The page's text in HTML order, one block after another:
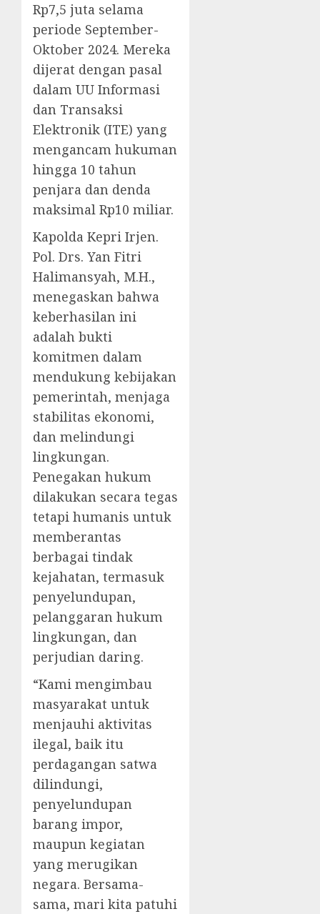
Rp7,5 juta selama
periode September-
Oktober 2024. Mereka
dijerat dengan pasal
dalam UU Informasi
dan Transaksi
Elektronik (ITE) yang
mengancam hukuman
hingga 10 tahun
penjara dan denda
maksimal Rp10 miliar.
Kapolda Kepri Irjen.
Pol. Drs. Yan Fitri
Halimansyah, M.H.,
menegaskan bahwa
keberhasilan ini
adalah bukti
komitmen dalam
mendukung kebijakan
pemerintah, menjaga
stabilitas ekonomi,
dan melindungi
lingkungan.
Penegakan hukum
dilakukan secara tegas
tetapi humanis untuk
memberantas
berbagai tindak
kejahatan, termasuk
penyelundupan,
pelanggaran hukum
lingkungan, dan
perjudian daring.
“Kami mengimbau
masyarakat untuk
menjauhi aktivitas
ilegal, baik itu
perdagangan satwa
dilindungi,
penyelundupan
barang impor,
maupun kegiatan
yang merugikan
negara. Bersama-
sama, mari kita patuhi